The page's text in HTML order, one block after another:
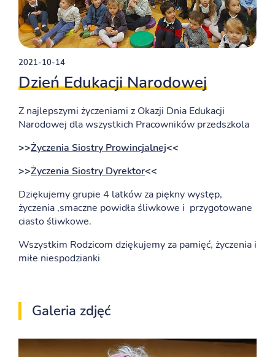
2021-10-14
Dzień Edukacji Narodowej
Z najlepszymi życzeniami z Okazji Dnia Edukacji
Narodowej dla wszystkich Pracowników przedszkola
>>Życzenia Siostry Prowincjalnej<<
>>Życzenia Siostry Dyrektor<<
Dziękujemy grupie 4 latków za piękny występ,
życzenia ,smaczne powidła śliwkowe i przygotowane
ciasto śliwkowe.
Wszystkim Rodzicom dziękujemy za pamięć, życzenia i
miłe niespodzianki
Galeria zdjęć